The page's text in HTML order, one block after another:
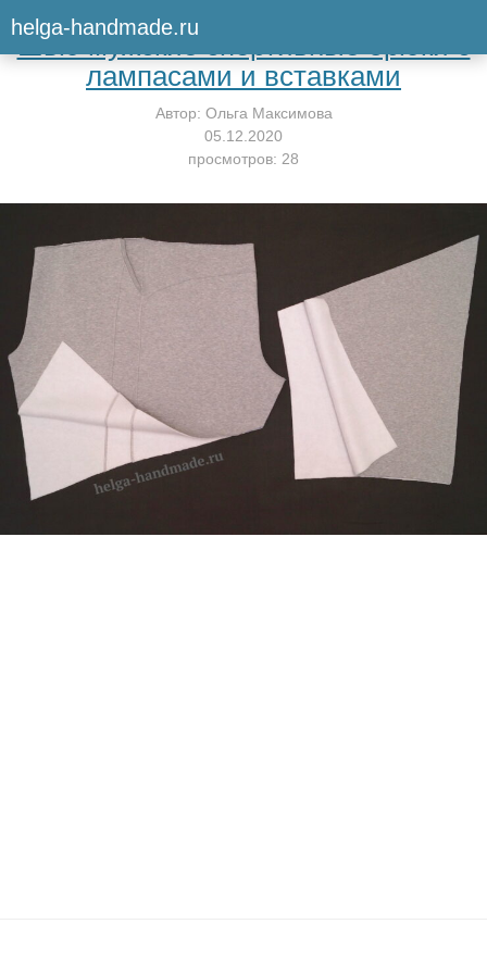
helga-handmade.ruВернуться к мастер-классу
Шью мужские спортивные брюки с
лампасами и вставками
Автор: Ольга Максимова
05.12.2020
просмотров: 28